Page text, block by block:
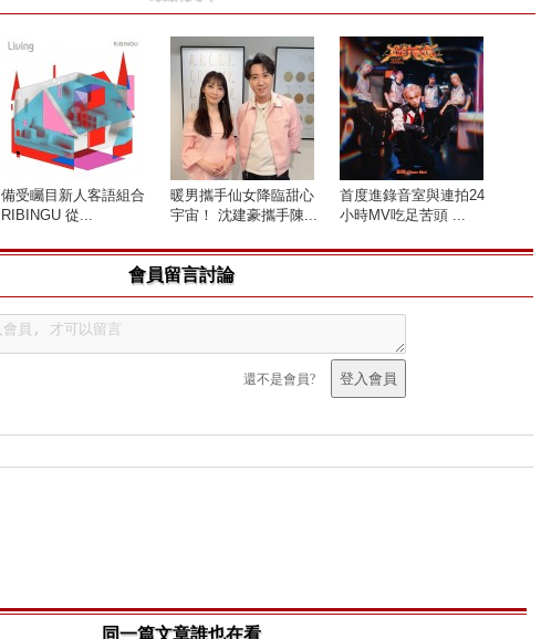
備受矚目新人客語組合
RIBINGU 從...
暖男攜手仙女降臨甜心
宇宙！ 沈建豪攜手陳...
首度進錄音室與連拍24
小時MV吃足苦頭 ...
會員留言討論
還不是會員?
同一篇文章誰也在看